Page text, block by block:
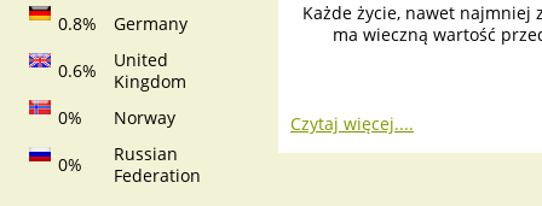
0.8%
Germany
0.6%
United
Kingdom
0%
Norway
0%
Russian
Federation
Każde życie, nawet najmniej
ma wieczną wartość
Czytaj więcej....